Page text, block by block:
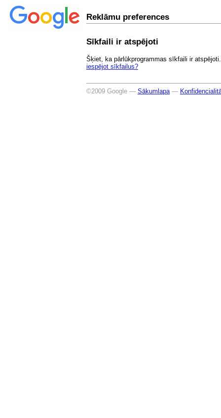
Reklāmu preferences
Sīkfaili ir atspējoti
Šķiet, ka pārlūkprogrammas sīkfaili ir
iespējot sīkfailus?
©2009 Google — Sākumlapa—